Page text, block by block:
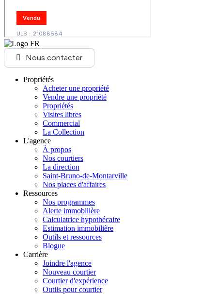
Nous contacter
Propriétés
Acheter une propriété
Vendre une propriété
Propriétés
Visites libres
Commercial
La Collection
L'agence
À propos
Nos courtiers
La direction
Saint-Bruno-de-Montarville
Nos places d'affaires
Ressources
Nos programmes
Alerte immobilière
Calculatrice hypothécaire
Estimation immobilière
Outils et ressources
Blogue
Carrière
Joindre l'agence
Nouveau courtier
Courtier d'expérience
Outils pour courtier